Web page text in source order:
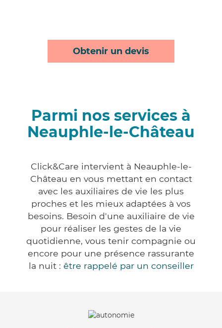
Obtenir un devis
Parmi nos services à
Neauphle-le-Château
Click&Care intervient à Neauphle-le-
Château en vous mettant en contact
avec les auxiliaires de vie les plus
proches et les mieux adaptées à vos
besoins. Besoin d'une auxiliaire de vie
pour réaliser les gestes de la vie
quotidienne, vous tenir compagnie ou
encore pour une présence rassurante
la nuit : être rappelé par un conseiller